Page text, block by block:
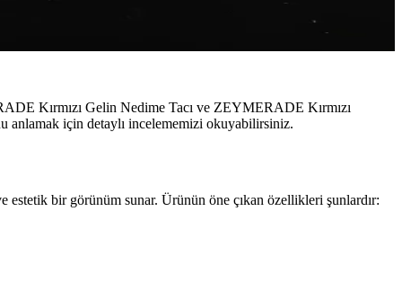
Kırmızı Gelin Nedime Tacı ve ZEYMERADE Kırmızı
anlamak için detaylı incelememizi okuyabilirsiniz.
bir görünüm sunar. Ürünün öne çıkan özellikleri şunlardır: